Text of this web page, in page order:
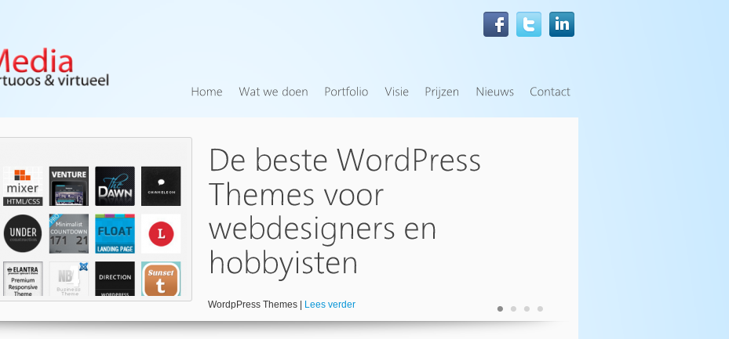
WordpPress Themes | Lees verder • • • •